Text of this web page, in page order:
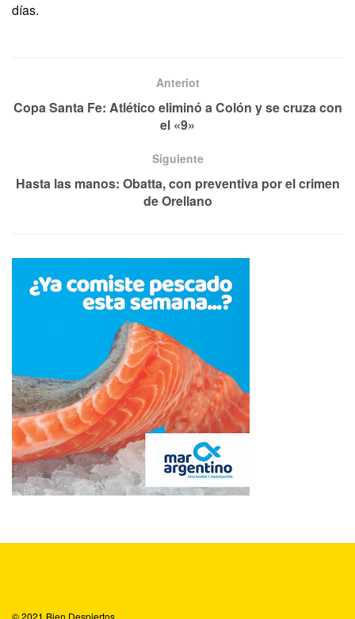
días.
Anteriot
Copa Santa Fe: Atlético eliminó a Colón y se cruza con
el «9»
Siguiente
Hasta las manos: Obatta, con preventiva por el crimen
de Orellano